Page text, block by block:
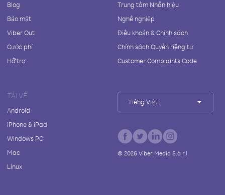
Blog
Bảo mật
Viber Out
Cước phí
Hỗ trợ
Trung tâm Nhãn hiệu
Nghề nghiệp
Điều khoản & Chính sách
Chính sách Quyền riêng tư
Customer Complaints Code
TẢI VỀ
Android
iPhone & iPad
Windows PC
Mac
Linux
Tiếng Việt
© 2026Viber Media S.à r.l.